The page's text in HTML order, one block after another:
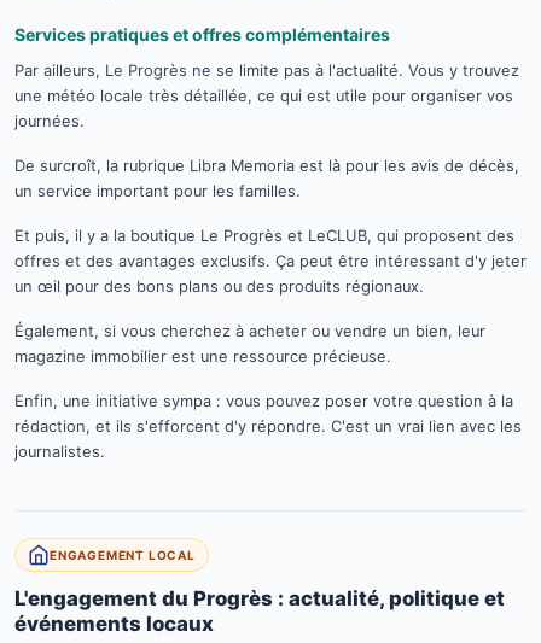
Services pratiques et offres complémentaires
Par ailleurs, Le Progrès ne se limite pas à l'actualité. Vous y trouvez
une météo locale très détaillée, ce qui est utile pour organiser vos
journées.
De surcroît, la rubrique Libra Memoria est là pour les avis de décès,
un service important pour les familles.
Et puis, il y a la boutique Le Progrès et LeCLUB, qui proposent des
offres et des avantages exclusifs. Ça peut être intéressant d'y jeter
un œil pour des bons plans ou des produits régionaux.
Également, si vous cherchez à acheter ou vendre un bien, leur
magazine immobilier est une ressource précieuse.
Enfin, une initiative sympa : vous pouvez poser votre question à la
rédaction, et ils s'efforcent d'y répondre. C'est un vrai lien avec les
journalistes.
ENGAGEMENT LOCAL
L'engagement du Progrès : actualité, politique et
événements locaux